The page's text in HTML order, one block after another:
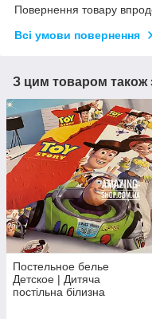
Повернення товару
Всі умови повернення
З цим товаром також
Постельное белье
Детское | Дитяча
постільна білизна